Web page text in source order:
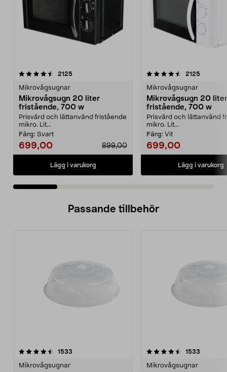
2125recensioner
Mikrovågsugnar
Mikrovågsugn 20 liter
fristående, 700 w
Prisvärd och lättanvänd fristående
mikro. Lit...
Färg: Svart
699,00 899,00
Lägg i varukorg
4.5 av 5 stjärnor 2125
Mikrovågsugnar
Mikrovågsugn 20 liter
fristående, 700 w
Prisvärd och lättanvänd
mikro. Lit...
Färg: Vit
699,00
Lägg i varukorg
4.5 av 5 stjärnor
Passande tillbehör
1533
Mikrovågsugnar
4.5av 5 stjärnor 1533
Mikrovågsugnar
4.5av 5 stjärnor